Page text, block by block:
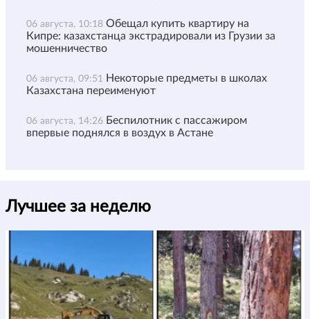
06 августа, 10:18 Обещал купить квартиру на
Кипре: казахстанца экстрадировали из Грузии за
мошенничество
06 августа, 09:51 Некоторые предметы в школах
Казахстана переименуют
06 августа, 14:26 Беспилотник с пассажиром
впервые поднялся в воздух в Астане
Лучшее за неделю